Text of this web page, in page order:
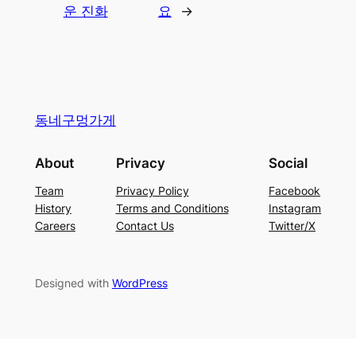
운 진화
요
→
동네구멍가게
About
Team
History
Careers
Privacy
Privacy Policy
Terms and Conditions
Contact Us
Social
Facebook
Instagram
Twitter/X
Designed with WordPress